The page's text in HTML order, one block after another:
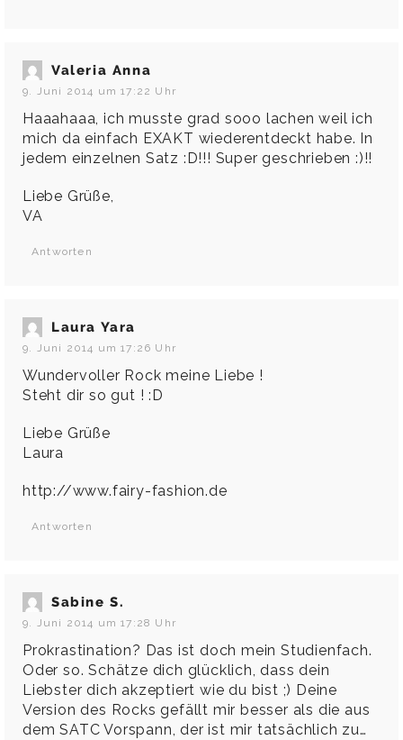
Valeria Anna
9. Juni 2014 um 17:22 Uhr
Haaahaaa, ich musste grad sooo lachen weil ich
mich da einfach EXAKT wiederentdeckt habe. In
jedem einzelnen Satz :D!!! Super geschrieben :)!!
Liebe Grüße,
VA
Antworten
Laura Yara
9. Juni 2014 um 17:26 Uhr
Wundervoller Rock meine Liebe !
Steht dir so gut ! :D
Liebe Grüße
Laura
http://www.fairy-fashion.de
Antworten
Sabine S.
9. Juni 2014 um 17:28 Uhr
Prokrastination? Das ist doch mein Studienfach.
Oder so. Schätze dich glücklich, dass dein
Liebster dich akzeptiert wie du bist ;) Deine
Version des Rocks gefällt mir besser als die aus
dem SATC Vorspann, der ist mir tatsächlich zu…